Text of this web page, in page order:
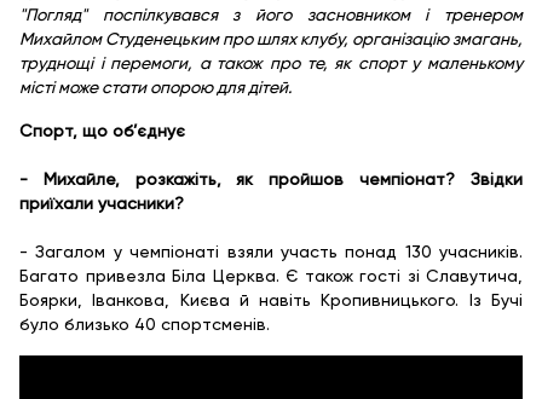
"Погляд" поспілкувався з його засновником і тренером
Михайлом Студенецьким про шлях клубу, організацію змагань,
труднощі і перемоги, а також про те, як спорт у маленькому
місті може стати опорою для дітей.
Спорт, що об’єднує
- Михайле, розкажіть, як пройшов чемпіонат? Звідки
приїхали учасники?
- Загалом у чемпіонаті взяли участь понад 130 учасників.
Багато привезла Біла Церква. Є також гості зі Славутича,
Боярки, Іванкова, Києва й навіть Кропивницького. Із Бучі
було близько 40 спортсменів.